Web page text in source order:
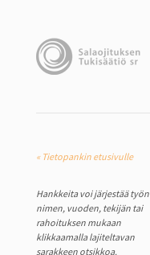
« Tietopankin etusivulle
Hankkeita voi järjestää työn
nimen, vuoden, tekijän tai
rahoituksen mukaan
klikkaamalla lajiteltavan
sarakkeen otsikkoa.